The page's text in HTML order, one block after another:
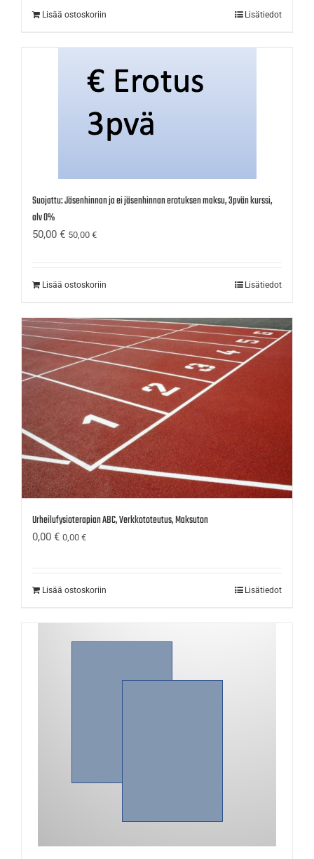
Lisää ostoskoriin Lisätiedot
Suojattu: Jäsenhinnan ja ei jäsenhinnan erotuksen maksu, 3pvän kurssi,
alv 0%
50,00 € 50,00 €
Lisää ostoskoriin Lisätiedot
Urheilufysioterapian ABC, Verkkototeutus, Maksuton
0,00 € 0,00 €
Lisää ostoskoriin Lisätiedot